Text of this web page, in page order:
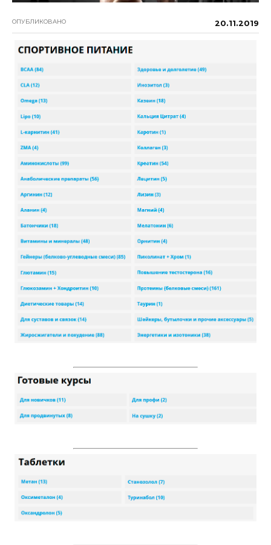
ОПУБЛИКОВАНО 20.11.2019